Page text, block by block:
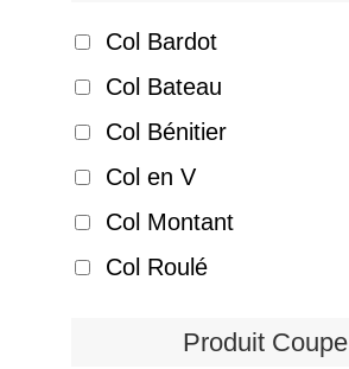
Col Bardot
Col Bateau
Col Bénitier
Col en V
Col Montant
Col Roulé
Produit Coupe